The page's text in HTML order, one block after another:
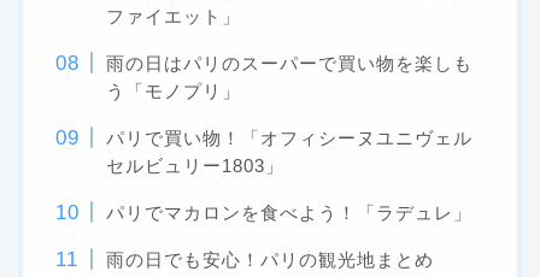
ファイエット」
雨の日はパリのスーパーで買い物を楽しも
う「モノプリ」
パリで買い物！「オフィシーヌユニヴェル
セルビュリー1803」
パリでマカロンを食べよう！「ラデュレ」
雨の日でも安心！パリの観光地まとめ